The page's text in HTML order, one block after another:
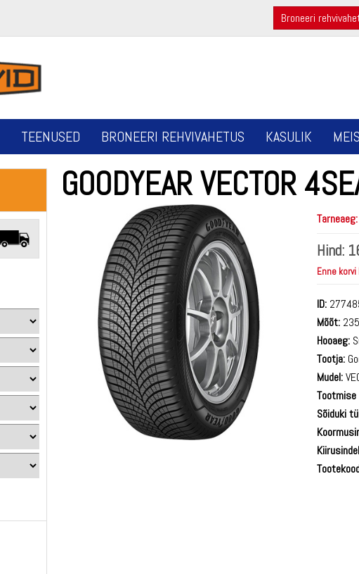
Broneeri
TEENUSED BRONEERI REHVIVAHETUS KASULIK
GOODYEAR VECTOR
Tarneaeg:
Hind:
Enne
ID:
Mõõt:
Hooaeg:
Tootja:
Mudel:
Sõiduki